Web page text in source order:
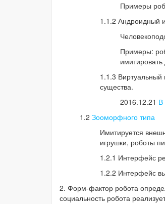
Примеры
1.1.2 Андроидный
Примеры:
1.1.3
существа.
2016.12.21 В
1.2 Зооморфного типа
Имитируется
игрушки, роботы
1.2.1 Интерфейс
1.2.2 Интерфейс
2. Форм-фактор робота
социальность робота